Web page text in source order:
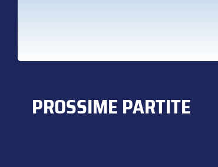
PROSSIME PARTITE